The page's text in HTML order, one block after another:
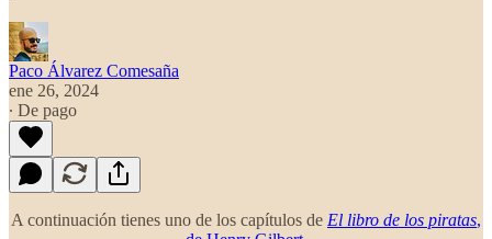
Paco Álvarez Comesaña
ene 26, 2024
∙ De pago
A continuación tienes uno de los capítulos de El libro de los piratas,